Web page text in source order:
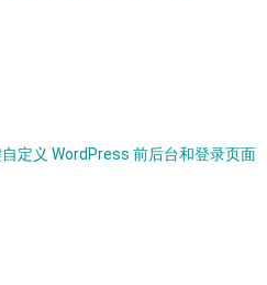
定义 WordPress 前后台和登录页面